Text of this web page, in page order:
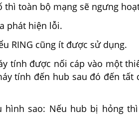
thì toàn bộ mạng sẽ ngưng
phát hiện lỗi.
RING cũng ít được sử dụng.
tính được nối cáp vào một
tính đến hub sau đó đến tất
hình sao: Nếu hub bị hỏng